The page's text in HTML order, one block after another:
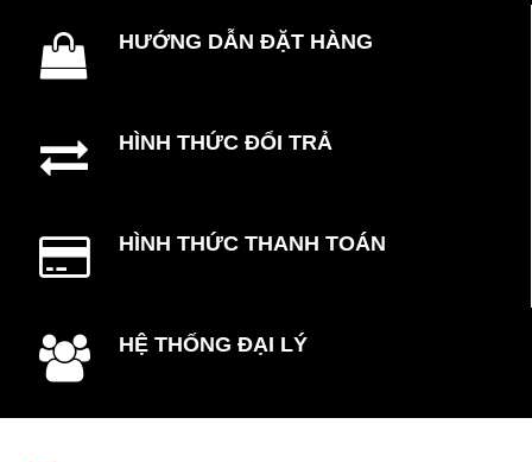
HƯỚNG DẪN ĐẶT HÀNG
HÌNH THỨC ĐỔI TRẢ
HÌNH THỨC THANH TOÁN
HỆ THỐNG ĐẠI LÝ